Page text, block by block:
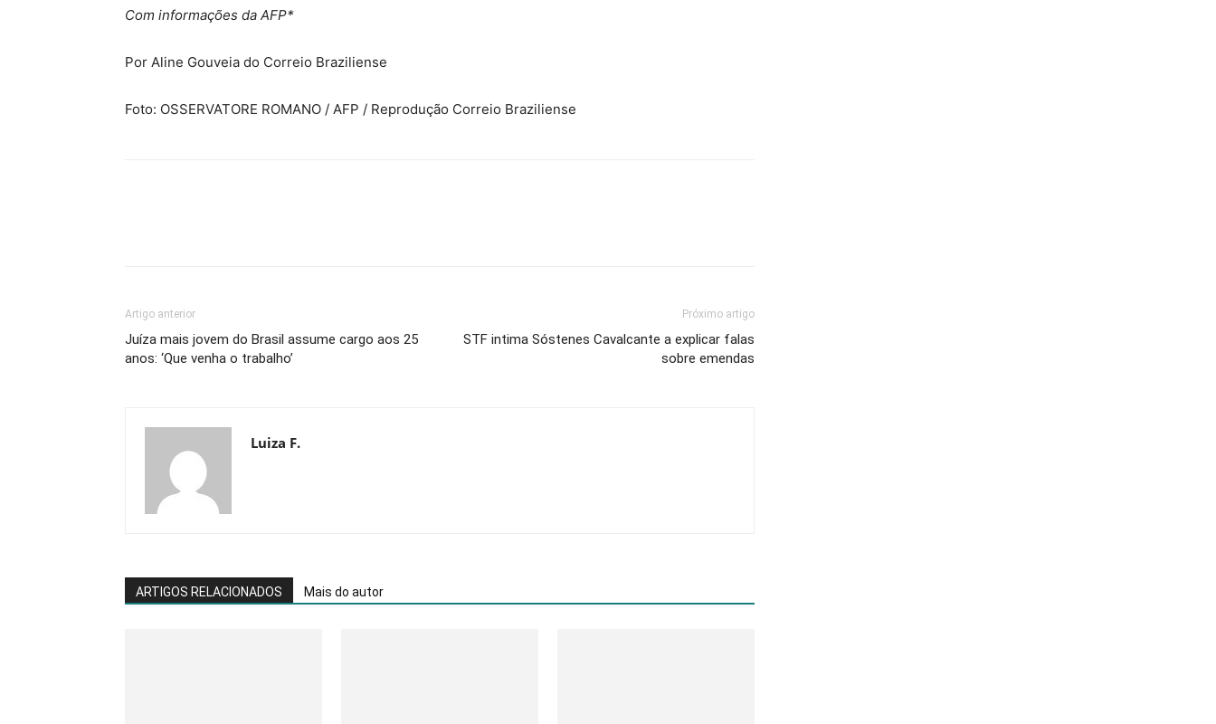
Com informações da AFP*
Por Aline Gouveia do Correio Braziliense
Foto: OSSERVATORE ROMANO / AFP / Reprodução Correio Braziliense
Artigo anterior
Juíza mais jovem do Brasil assume cargo aos 25
anos: ‘Que venha o trabalho’
Próximo artigo
STF intima Sóstenes Cavalcante a explicar falas
sobre emendas
Luiza F.
ARTIGOS RELACIONADOS Mais do autor